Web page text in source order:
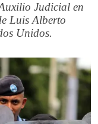
Judicial en
Luis Alberto
Unidos.